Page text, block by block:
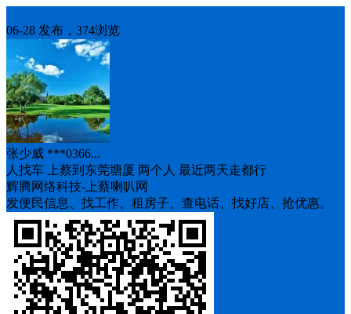
06-28 发布，374浏览
张少威 ***0366...
人找车 上蔡到东莞塘厦 两个人 最近两天走都行
辉腾网络科技-上蔡喇叭网
发便民信息、找工作、租房子、查电话、找好店、抢优惠。